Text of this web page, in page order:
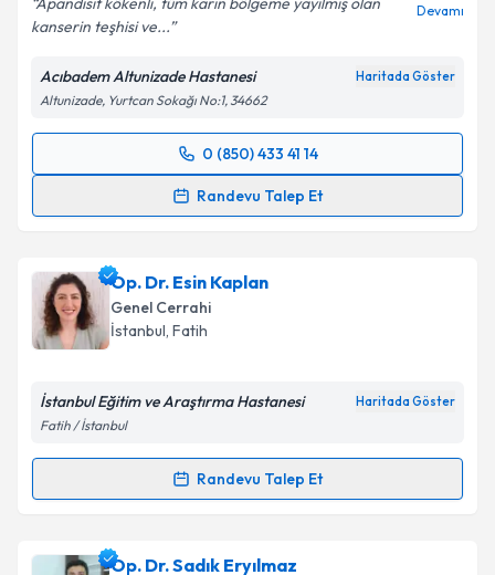
Kişisel verilerimin işlenmesine ilişkin
kapsamda işlenmesini kabul ediyorum.
Takvim Talebini Gönder
kanserin teşhisi ve...
Devamı
Acıbadem Altunizade Hastanesi Haritada Göster
Altunizade, Yurtcan Sokağı No:1, 34662
0 (850) 433 41 14
Randevu Talep Et
Randevu Takvimi Talebi
takvim hazırlandığında e-posta ile bilgilendireceğiz.
E-posta Adresiniz
Kişisel verilerimin işlenmesine ilişkin
Metni'ni okudum ve kişisel verilerimin belirtilen
kapsamda işlenmesini kabul ediyorum.
Op. Dr. Esin Kaplan
Genel Cerrahi
İstanbul, Fatih
İstanbul Eğitim ve Araştırma Hastanesi Haritada Göster
Fatih / İstanbul
Randevu Talep Et
Randevu Takvimi Talebi
Op. Dr. Esin Kaplan için randevu takvimi talebi
Op. Dr. Sadık Eryılmaz